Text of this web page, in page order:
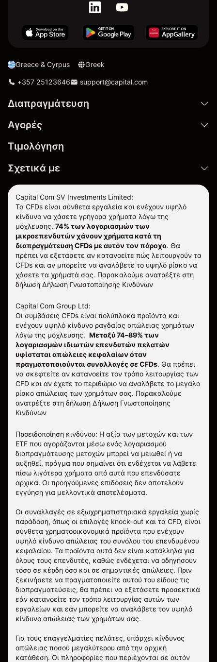
Greece & Cyrpus Greek
+357 25123646 support@capital.com
Διαπραγμάτευση
Αγορές
Τιμολόγηση
Σχετικά με
Capital Com SV Investments Limited:
Τα CFDs είναι σύνθετα εργαλεία και ενέχουν υψηλό
κίνδυνο να χάσετε γρήγορα χρήματα λόγω της
μόχλευσης. 74% των λογαριασμών των
μικροεπενδυτών χάνουν χρήματα κατά τη
διαπραγμάτευση CFDs με αυτόν τον πάροχο. Θα
πρέπει να εξετάσετε αν κατανοείτε πώς λειτουργούν τα
CFDs και αν μπορείτε να αναλάβετε το υψηλό ρίσκο να
χάσετε τα χρήματά σας. Παρακαλούμε ανατρέξτε στη
δήλωση Δήλωση Γνωστοποίησης Κινδύνων
Capital Com Group Ltd:
Οι συμβάσεις CFDs είναι πολύπλοκα προϊόντα και
ενέχουν υψηλό κίνδυνο ραγδαίας απώλειας χρημάτων
λόγω της μόχλευσης. Μεταξύ 74–89% των
λογαριασμών ιδιωτών επενδυτών πελατών
υφίσταται απώλειες κεφαλαίων όταν
πραγματοποιούνται συναλλαγές σε CFDs. Θα πρέπει
να σκεφτείτε αν κατανοείτε τον τρόπο λειτουργίας των
CFD και αν έχετε το περιθώριο να αναλάβετε το μεγάλο
ρίσκο απώλειας των χρημάτων σας. Παρακαλούμε
ανατρέξτε στη δήλωση Δήλωση Γνωστοποίησης
Κινδύνων
Προειδοποίηση κινδύνου: Η αξία των μετοχών και των
ETF που αγοράζονται μέσω ενός λογαριασμού
διαπραγμάτευσης μετοχών μπορεί να μειωθεί ή να
αυξηθεί, πράγμα που σημαίνει ότι ενδέχεται να λάβετε
πίσω λιγότερα χρήματα από αυτά που επενδύσατε
αρχικά. Οι προηγούμενες επιδόσεις δεν αποτελούν
εγγύηση για μελλοντικά αποτελέσματα.
Οι συναλλαγές σε εξωχρηματιστηριακά εργαλεία χωρίς
παράδοση, όπως οι επιλογές knock-out και τα CFD, είναι
σύνθετα χρηματοοικονομικά προϊόντα που ενέχουν
υψηλό κίνδυνο απώλειας του συνόλου του επενδυμένου
κεφαλαίου. Τα προϊόντα αυτά δεν είναι κατάλληλα για
όλους τους επενδυτές, καθώς ενδέχεται να οδηγήσουν
τόσο σε κέρδη όσο και σε σημαντικές απώλειες. Πριν
ξεκινήσετε να πραγματοποιείτε αυτού του είδους τις
διαπραγματεύσεις, θα πρέπει να εξετάσετε προσεκτικά
εάν κατανοείτε τον τρόπο λειτουργίας αυτών των
εργαλείων και εάν μπορείτε να αναλάβετε τον υψηλό
κίνδυνο απώλειας των χρημάτων σας.
Για τους επαγγελματίες πελάτες, υπάρχει κίνδυνος
απώλειας ποσού μεγαλύτερου από την αρχική
κατάθεση. Οι πληροφορίες που περιέχονται σε αυτόν